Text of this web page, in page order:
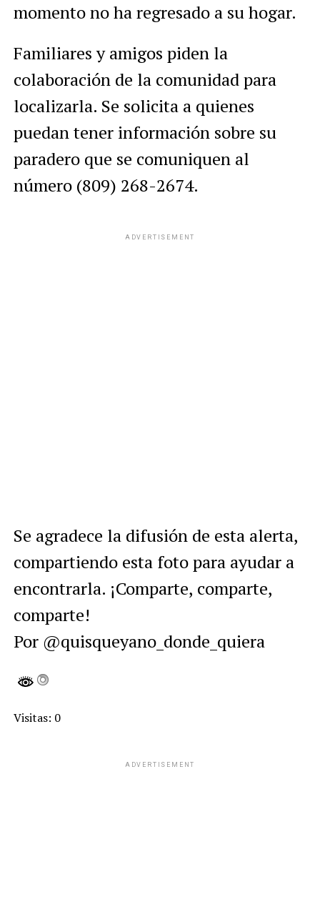
momento no ha regresado a su hogar.
Familiares y amigos piden la
colaboración de la comunidad para
localizarla. Se solicita a quienes
puedan tener información sobre su
paradero que se comuniquen al
número (809) 268-2674.
ADVERTISEMENT
Se agradece la difusión de esta alerta,
compartiendo esta foto para ayudar a
encontrarla. ¡Comparte, comparte,
comparte!
Por @quisqueyano_donde_quiera
Visitas: 0
ADVERTISEMENT